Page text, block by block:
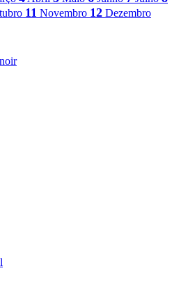
11 Novembro 12 Dezembro